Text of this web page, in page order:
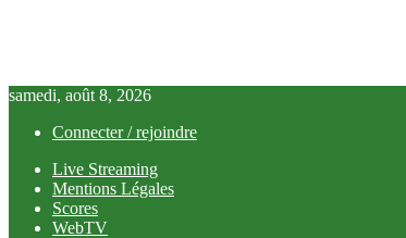
samedi, août 8, 2026
Connecter / rejoindre
Live Streaming
Mentions Légales
Scores
WebTV